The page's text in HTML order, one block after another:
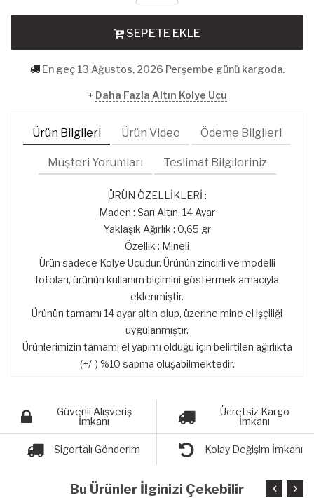
SEPETE EKLE
En geç 13 Ağustos, 2026 Perşembe günü kargoda.
+ Daha Fazla Altın Kolye Ucu
Ürün Bilgileri Ürün Video Ödeme Bilgileri
Müşteri Yorumları Teslimat Bilgileriniz
ÜRÜN ÖZELLİKLERİ :
Maden : Sarı Altın, 14 Ayar
Yaklaşık Ağırlık : 0,65 gr
Özellik : Mineli
Ürün sadece Kolye Ucudur. Ürünün zincirli ve modelli
fotoları, ürünün kullanım biçimini göstermek amacıyla
eklenmiştir.
Ürünün tamamı 14 ayar altın olup, üzerine mine el işçiliği
uygulanmıştır.
Ürünlerimizin tamamı el yapımı olduğu için belirtilen ağırlıkta
(+/-) %10 sapma oluşabilmektedir.
Güvenli Alışveriş
İmkanı
Ücretsiz Kargo
İmkanı
Sigortalı Gönderim Kolay Değişim İmkanı
Bu Ürünler İlginizi Çekebilir